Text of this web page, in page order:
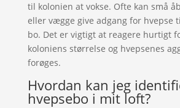
til kolonien at vokse. Ofte kan små
eller vægge give adgang for hvepse
bo. Det er vigtigt at reagere hurtigt
koloniens størrelse og hvepsenes
forøges.
Hvordan kan jeg
hvepsebo i mit loft?